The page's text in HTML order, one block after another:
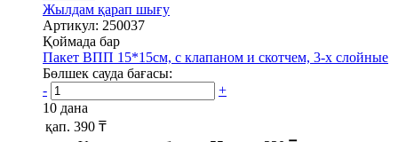
Жылдам қарап шығу
Артикул: 250037
Қоймада бар
Пакет ВПП 15*15см, с клапаном и скотчем, 3-х слойные
Бөлшек сауда бағасы:
-
+
10 дана
қап. 390 ₸